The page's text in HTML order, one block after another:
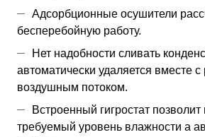
Адсорбционные осушители
бесперебойную работу.
Нет надобности сливать
автоматически удаляется вместе
воздушным потоком.
Встроенный гигростат
требуемый уровень влажности а